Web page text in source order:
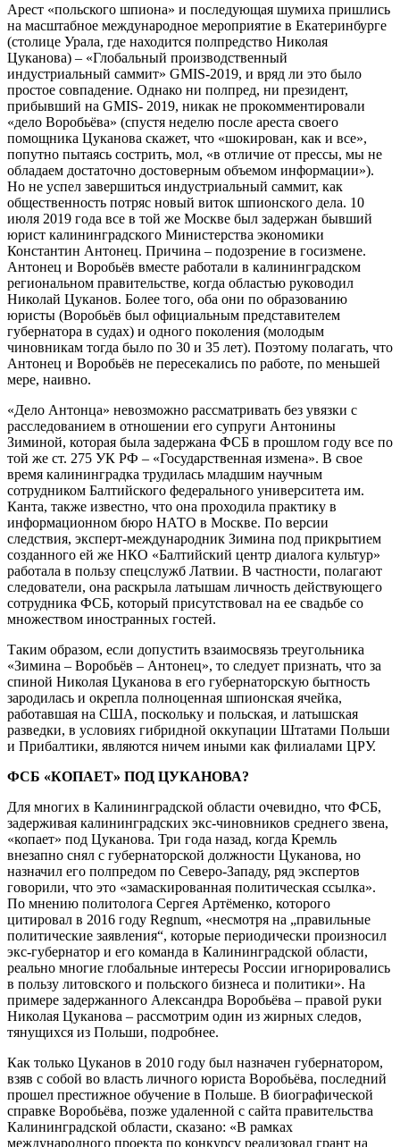
Арест «польского шпиона» и последующая шумиха пришлись
на масштабное международное мероприятие в Екатеринбурге
(столице Урала, где находится полпредство Николая
Цуканова) – «Глобальный производственный
индустриальный саммит» GMIS-2019, и вряд ли это было
простое совпадение. Однако ни полпред, ни президент,
прибывший на GMIS- 2019, никак не прокомментировали
«дело Воробьёва» (спустя неделю после ареста своего
помощника Цуканова скажет, что «шокирован, как и все»,
попутно пытаясь сострить, мол, «в отличие от прессы, мы не
обладаем достаточно достоверным объемом информации»).
Но не успел завершиться индустриальный саммит, как
общественность потряс новый виток шпионского дела. 10
июля 2019 года все в той же Москве был задержан бывший
юрист калининградского Министерства экономики
Константин Антонец. Причина – подозрение в госизмене.
Антонец и Воробьёв вместе работали в калининградском
региональном правительстве, когда областью руководил
Николай Цуканов. Более того, оба они по образованию
юристы (Воробьёв был официальным представителем
губернатора в судах) и одного поколения (молодым
чиновникам тогда было по 30 и 35 лет). Поэтому полагать, что
Антонец и Воробьёв не пересекались по работе, по меньшей
мере, наивно.
«Дело Антонца» невозможно рассматривать без увязки с
расследованием в отношении его супруги Антонины
Зиминой, которая была задержана ФСБ в прошлом году все по
той же ст. 275 УК РФ – «Государственная измена». В свое
время калининградка трудилась младшим научным
сотрудником Балтийского федерального университета им.
Канта, также известно, что она проходила практику в
информационном бюро НАТО в Москве. По версии
следствия, эксперт-международник Зимина под прикрытием
созданного ей же НКО «Балтийский центр диалога культур»
работала в пользу спецслужб Латвии. В частности, полагают
следователи, она раскрыла латышам личность действующего
сотрудника ФСБ, который присутствовал на ее свадьбе со
множеством иностранных гостей.
Таким образом, если допустить взаимосвязь треугольника
«Зимина – Воробьёв – Антонец», то следует признать, что за
спиной Николая Цуканова в его губернаторскую бытность
зародилась и окрепла полноценная шпионская ячейка,
работавшая на США, поскольку и польская, и латышская
разведки, в условиях гибридной оккупации Штатами Польши
и Прибалтики, являются ничем иными как филиалами ЦРУ.
ФСБ «КОПАЕТ» ПОД ЦУКАНОВА?
Для многих в Калининградской области очевидно, что ФСБ,
задерживая калининградских экс-чиновников среднего звена,
«копает» под Цуканова. Три года назад, когда Кремль
внезапно снял с губернаторской должности Цуканова, но
назначил его полпредом по Северо-Западу, ряд экспертов
говорили, что это «замаскированная политическая ссылка».
По мнению политолога Сергея Артёменко, которого
цитировал в 2016 году Regnum, «несмотря на „правильные
политические заявления“, которые периодически произносил
экс-губернатор и его команда в Калининградской области,
реально многие глобальные интересы России игнорировались
в пользу литовского и польского бизнеса и политики». На
примере задержанного Александра Воробьёва – правой руки
Николая Цуканова – рассмотрим один из жирных следов,
тянущихся из Польши, подробнее.
Как только Цуканов в 2010 году был назначен губернатором,
взяв с собой во власть личного юриста Воробьёва, последний
прошел престижное обучение в Польше. В биографической
справке Воробьёва, позже удаленной с сайта правительства
Калининградской области, сказано: «В рамках
международного проекта по конкурсу реализовал грант на